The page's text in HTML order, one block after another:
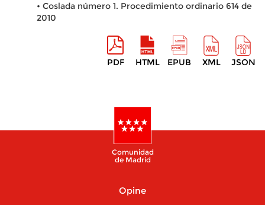
• Coslada número 1. Procedimiento ordinario 614 de
2010
PDF HTML EPUB XML JSON
Comunidad
de Madrid
Opine